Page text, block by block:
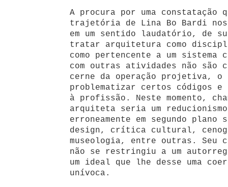
A procura por uma
trajetória de Lina Bo Bardi
em um sentido laudatório, de
tratar arquitetura como
como pertencente a um
com outras atividades não são
cerne da operação projetiva, o
problematizar certos códigos e
à profissão. Neste momento,
arquiteta seria um
erroneamente em segundo plano
design, crítica cultural,
museologia, entre outras. Seu
não se restringiu a um
um ideal que lhe desse uma
unívoca.